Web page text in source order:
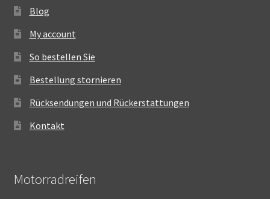
Blog
My account
So bestellen Sie
Bestellung stornieren
Rücksendungen und Rückerstattungen
Kontakt
Motorradreifen